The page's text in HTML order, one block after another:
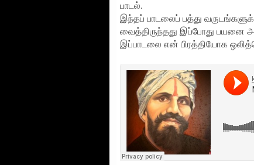
பாடல்.
இந்தப் பாடலைப் பத்து
வைத்திருந்தது இப்போது
இப்பாடலை என் பிரத்தியோக